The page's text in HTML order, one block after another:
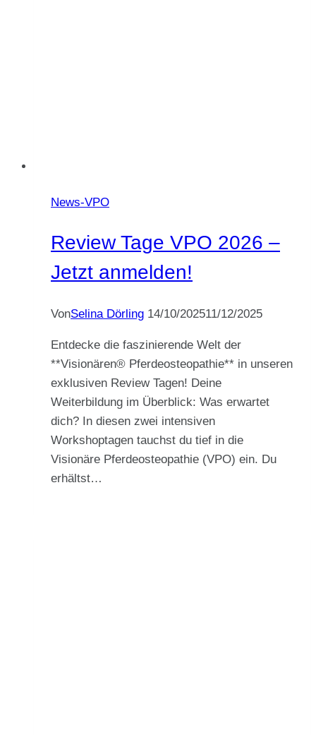
News-VPO
Review Tage VPO 2026 –
Jetzt anmelden!
VonSelina Dörling 14/10/202511/12/2025
Entdecke die faszinierende Welt der
**Visionären® Pferdeosteopathie** in unseren
exklusiven Review Tagen! Deine
Weiterbildung im Überblick: Was erwartet
dich? In diesen zwei intensiven
Workshoptagen tauchst du tief in die
Visionäre Pferdeosteopathie (VPO) ein. Du
erhältst…